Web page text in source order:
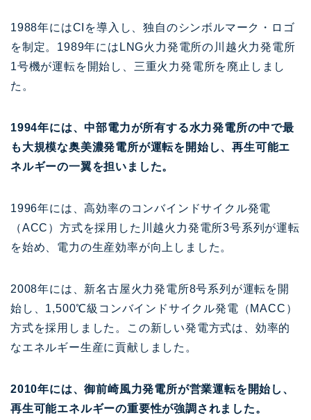
1988年にはCIを導入し、独自のシンボルマーク・ロゴ
を制定。1989年にはLNG火力発電所の川越火力発電所
1号機が運転を開始し、三重火力発電所を廃止しまし
た。
1994年には、中部電力が所有する水力発電所の中で最
も大規模な奥美濃発電所が運転を開始し、再生可能エ
ネルギーの一翼を担いました。
1996年には、高効率のコンバインドサイクル発電
（ACC）方式を採用した川越火力発電所3号系列が運転
を始め、電力の生産効率が向上しました。
2008年には、新名古屋火力発電所8号系列が運転を開
始し、1,500℃級コンバインドサイクル発電（MACC）
方式を採用しました。この新しい発電方式は、効率的
なエネルギー生産に貢献しました。
2010年には、御前崎風力発電所が営業運転を開始し、
再生可能エネルギーの重要性が強調されました。